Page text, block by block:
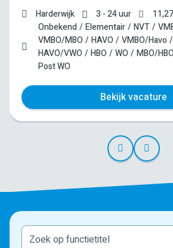
Harderwijk 3 - 24 uur 11,27
Onbekend
Elementair NVT
VMBO/MBO
HAVO VMBO/Havo
HAVO/VWO
HBO WO MBO/
Post WO
Bekijk vacature